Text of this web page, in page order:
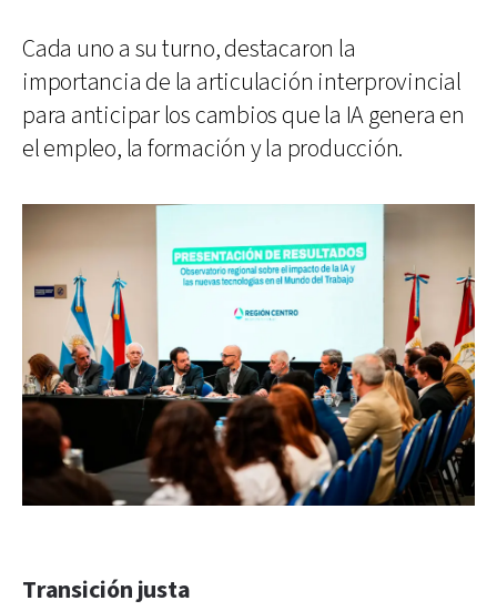
Cada uno a su turno, destacaron la
importancia de la articulación interprovincial
para anticipar los cambios que la IA genera en
el empleo, la formación y la producción.
Transición justa